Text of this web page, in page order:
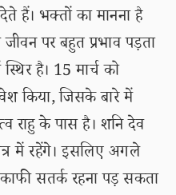
हैं। भक्तों का मानना है
पर बहुत प्रभाव पड़ता
है। 15 मार्च को
किया, जिसके बारे में
राहु के पास है। शनि देव
में रहेंगे। इसलिए अगले
सतर्क रहना पड़ सकता